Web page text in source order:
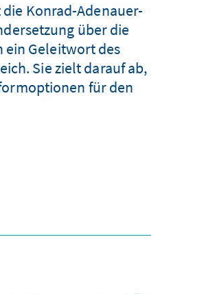
Konrad-Adenauer-
über die
Geleitwort des
Sie zielt darauf ab,
für den